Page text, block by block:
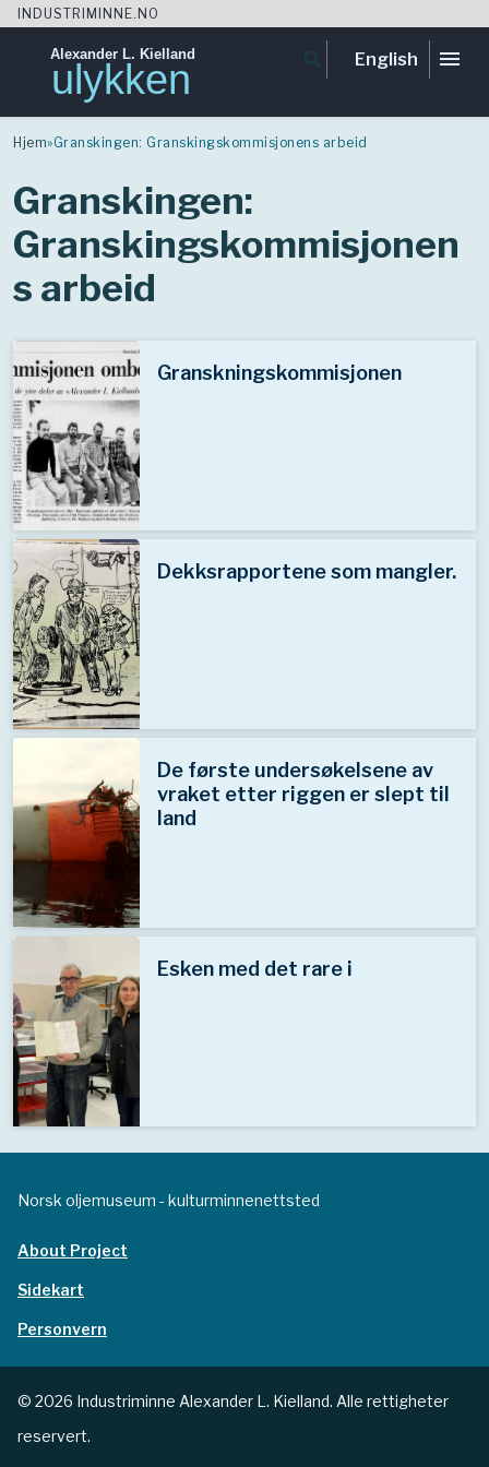
Skip
to
menu
INDUSTRIMINNE.NO
Alexander L. Kielland
ulykken search English
Hjem»Granskingen: Granskingskommisjonens arbeid
Granskingen:
Granskingskommisjonen
s arbeid
Granskningskommisjonen
Dekksrapportene som mangler.
De første undersøkelsene av
vraket etter riggen er slept til
land
Esken med det rare i
Norsk oljemuseum - kulturminnenettsted
About Project
Sidekart
Personvern
© 2026 Industriminne Alexander L. Kielland. Alle rettigheter
reservert.